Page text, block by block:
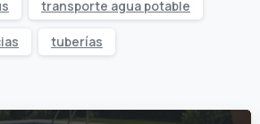
transporte agua potable
tuberías